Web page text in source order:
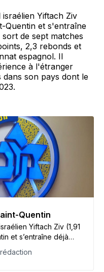
Yiftach Ziv
Quentin et s'entraîne
de sept matches
2,3 rebonds et
espagnol. Il
à l'étranger
son pays dont le
Quentin
Yiftach Ziv (1,91
et s’entraîne déjà